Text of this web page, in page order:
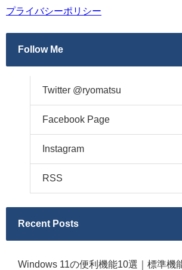
プライバシーポリシー
Follow Me
Twitter @ryomatsu
Facebook Page
Instagram
RSS
Recent Posts
Windows 11の便利機能10選｜標準機